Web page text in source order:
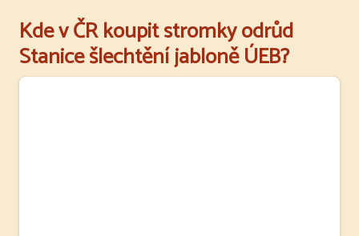
Kde v ČR koupit stromky odrůd
Stanice šlechtění jabloně ÚEB?